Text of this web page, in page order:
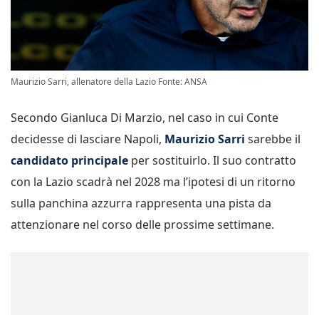
Maurizio Sarri, allenatore della Lazio Fonte: ANSA
Secondo Gianluca Di Marzio, nel caso in cui Conte
decidesse di lasciare Napoli, Maurizio Sarri sarebbe il
candidato principale per sostituirlo. Il suo contratto
con la Lazio scadrà nel 2028 ma l’ipotesi di un ritorno
sulla panchina azzurra rappresenta una pista da
attenzionare nel corso delle prossime settimane.